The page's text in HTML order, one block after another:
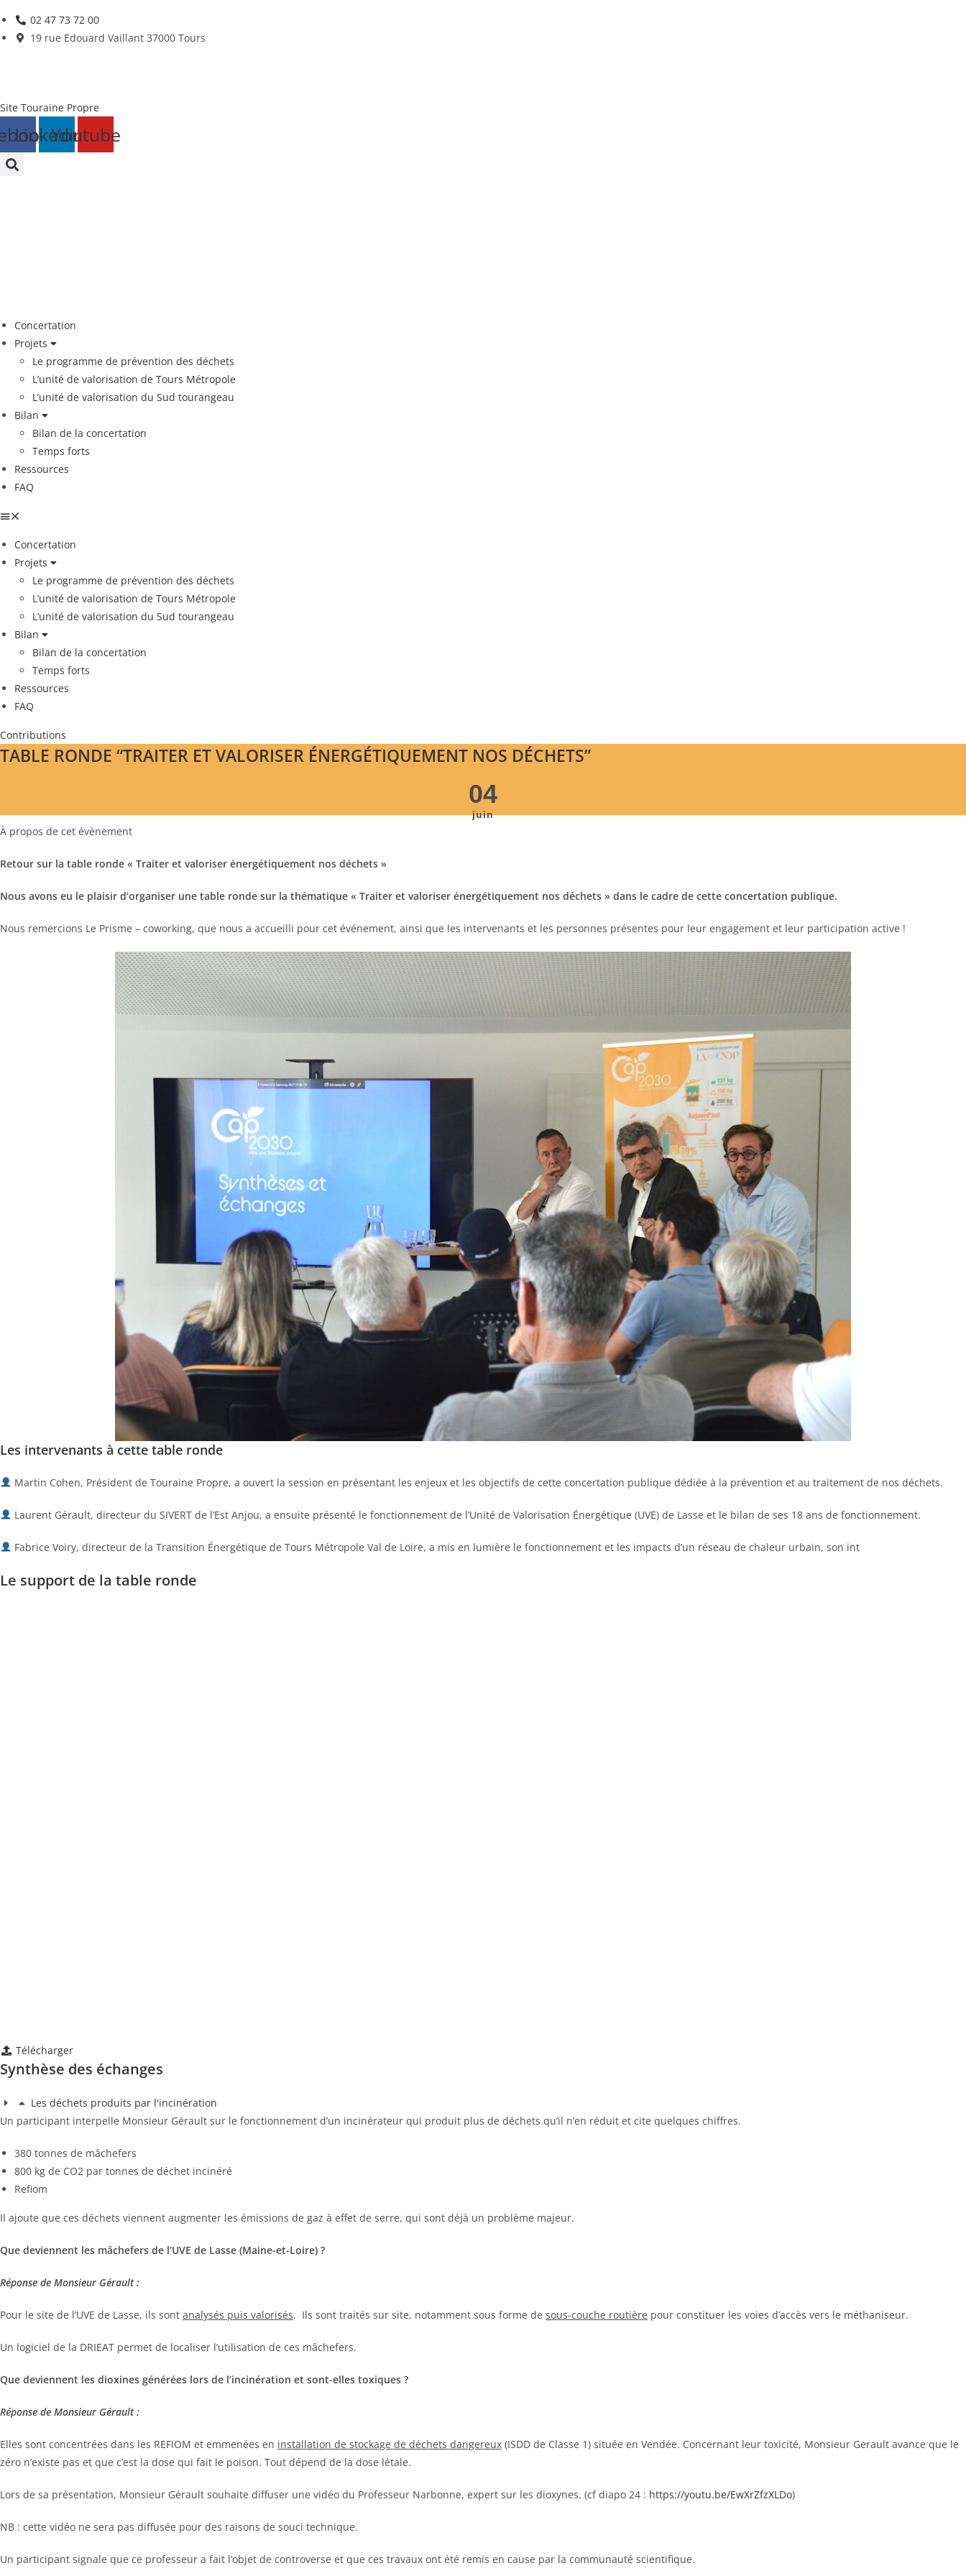
Skip
to
02 47 73 72 00
19 rue Edouard Vaillant 37000 Tours
Site Touraine Propre
LinkedinYoutube
Concertation
Projets
Le programme de prévention des déchets
L’unité de valorisation de Tours Métropole
L’unité de valorisation du Sud tourangeau
Bilan
Bilan de la concertation
Temps forts
Ressources
FAQ
Concertation
Projets
Le programme de prévention des déchets
L’unité de valorisation de Tours Métropole
L’unité de valorisation du Sud tourangeau
Bilan
Bilan de la concertation
Temps forts
Ressources
FAQ
Contributions
TABLE RONDE “TRAITER ET VALORISER ÉNERGÉTIQUEMENT NOS DÉCHETS”
04
juin
À propos de cet évènement
Retour sur la table ronde « Traiter et valoriser énergétiquement nos déchets »
Nous avons eu le plaisir d’organiser une table ronde sur la thématique « Traiter et valoriser énergétiquement nos déchets » dans le cadre de cette concertation publique.
Nous remercions Le Prisme – coworking, que nous a accueilli pour cet événement, ainsi que les intervenants et les personnes présentes pour leur engagement et leur participation active !
Les intervenants à cette table ronde
Martin Cohen, Président de Touraine Propre, a ouvert la session en présentant les enjeux et les objectifs de cette concertation publique dédiée à la prévention et au traitement de nos déchets.
Laurent Gérault, directeur du SIVERT de l’Est Anjou, a ensuite présenté le fonctionnement de l’Unité de Valorisation Énergétique (UVE) de Lasse et le bilan de ses 18 ans de fonctionnement.
Fabrice Voiry, directeur de la Transition Énergétique de Tours Métropole Val de Loire, a mis en lumière le fonctionnement et les impacts d’un réseau de chaleur urbain, son int
Le support de la table ronde
Télécharger
Synthèse des échanges
Les déchets produits par l'incinération
Un participant interpelle Monsieur Gérault sur le fonctionnement d’un incinérateur qui produit plus de déchets qu’il n’en réduit et cite quelques chiffres.
380 tonnes de mâchefers
800 kg de CO2 par tonnes de déchet incinéré
Refiom
Il ajoute que ces déchets viennent augmenter les émissions de gaz à effet de serre, qui sont déjà un problème majeur.
Que deviennent les mâchefers de l’UVE de Lasse (Maine-et-Loire) ?
Réponse de Monsieur Gérault:
Pour le site de l’UVE de Lasse, ils sont analysés puis valorisés. Ils sont traités sur site, notamment sous forme de sous-couche routière pour constituer les voies d’accès vers le méthaniseur.
Un logiciel de la DRIEAT permet de localiser l’utilisation de ces mâchefers.
Que deviennent les dioxines générées lors de l’incinération et sont-elles toxiques ?
Réponse de Monsieur Gérault:
Elles sont concentrées dans les REFIOM et emmenées en installation de stockage de déchets dangereux (ISDD de Classe 1) située en Vendée. Concernant leur toxicité, Monsieur Gerault avance que le
zéro n’existe pas et que c’est la dose qui fait le poison. Tout dépend de la dose létale.
Lors de sa présentation, Monsieur Gérault souhaite diffuser une vidéo du Professeur Narbonne, expert sur les dioxynes. (cf diapo 24 : https://youtu.be/EwXrZfzXLDo)
NB : cette vidéo ne sera pas diffusée pour des raisons de souci technique.
Un participant signale que ce professeur a fait l’objet de controverse et que ces travaux ont été remis en cause par la communauté scientifique.